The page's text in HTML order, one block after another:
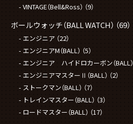
VINTAGE（Bell&Ross） （9）
ボールウォッチ（BALL WATCH） （69）
エンジニア （22）
エンジニアM（BALL） （5）
エンジニア ハイドロカーボン（BALL）
エンジニアマスターⅡ（BALL） （2）
ストークマン（BALL） （7）
トレインマスター（BALL） （3）
ロードマスター（BALL） （17）